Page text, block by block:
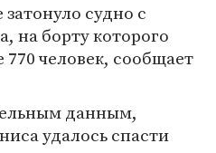
судно с
на борту которого
человек, сообщает
данным,
удалось спасти